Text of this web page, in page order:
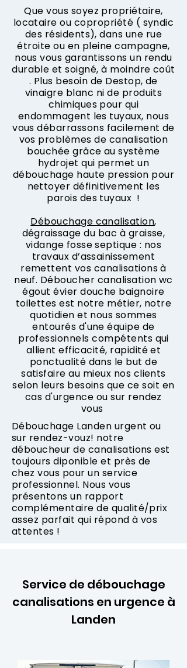
Que vous soyez propriétaire,
locataire ou copropriété ( syndic
des résidents), dans une rue
étroite ou en pleine campagne,
nous vous garantissons un rendu
durable et soigné, à moindre coût
. Plus besoin de Destop, de
vinaigre blanc ni de produits
chimiques pour qui
endommagent les tuyaux, nous
vous débarrassons facilement de
vos problèmes de canalisation
bouchée grâce au système
hydrojet qui permet un
débouchage haute pression pour
nettoyer définitivement les
parois des tuyaux !
Débouchage canalisation,
dégraissage du bac à graisse,
vidange fosse septique : nos
travaux d’assainissement
remettent vos canalisations à
neuf. Déboucher canalisation wc
égout évier douche baignoire
toilettes est notre métier, notre
quotidien et nous sommes
entourés d'une équipe de
professionnels compétents qui
allient efficacité, rapidité et
ponctualité dans le but de
satisfaire au mieux nos clients
selon leurs besoins que ce soit en
cas d'urgence ou sur rendez
vous
Débouchage Landen urgent ou
sur rendez-vouz! notre
déboucheur de canalisations est
toujours diponible et près de
chez vous pour un service
professionnel. Nous vous
présentons un rapport
complémentaire de qualité/prix
assez parfait qui répond à vos
attentes !
Service de débouchage
canalisations en urgence à
Landen